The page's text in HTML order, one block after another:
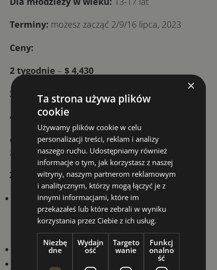
Terminy: możesz zacząć 2/9/16 lipca, 2023
Ceny:
2 tygodnie – $ 4,430
3 tygodnie – $ 6,360
4 tygodnie – $ 8,450
Cena nie zawiera:biletów lotniczych, transferu
z/na lotniska, karty ESTA i ubezpieczenia.
Zakwaterowanie:
nauka i zakwaterowanie w akademikach
kampusu Georgetown University
z charakterystyczną architekturą Collegiate
Gothic and Georgian brick
pralnia samoobsługowa
×
Ta strona używa plików
cookie
Używamy plików cookie w celu
personalizacji treści, reklam i analizy
naszego ruchu. Udostępniamy również
informacje o tym, jak korzystasz z naszej
witryny, naszym partnerom reklamowym
i analitycznym, którzy mogą łączyć je z
innymi informacjami, które im
przekazałeś lub które zebrali w wyniku
korzystania przez Ciebie z ich usług.
Niezbę
dne
Wydajn
ość
Targeto
wanie
Funkcj
onalno
ść